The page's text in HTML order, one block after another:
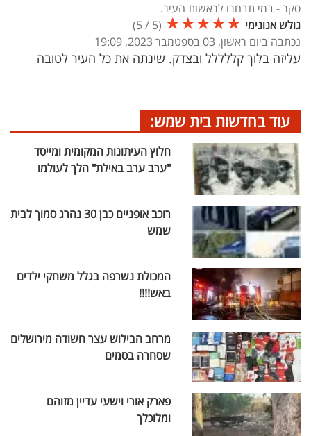
סקר - במי תבחרו לראשות העיר.
גולש אנונימי ★
★
★
★
★
(
5
/
5
)
נכתבה ביום ראשון, 03 בספטמבר 2023, 19:09
עליזה בלוך קללללל ובצדק. שינתה את כל העיר לטובה
עוד בחדשות בית שמש:
חלוץ העיתונות המקומית ומייסד
"ערב ערב באילת" הלך לעולמו
רוכב אופניים כבן 30 נהרג סמוך לבית
שמש
המכולת נשרפה בגלל משחקי ילדים
באש!!!!
מרחב הבילוש עצר חשודה מירושלים
שסחרה בסמים
פארק אורי וישעי עדיין מזוהם
ומלוכלך